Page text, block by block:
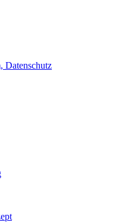
Datenschutz